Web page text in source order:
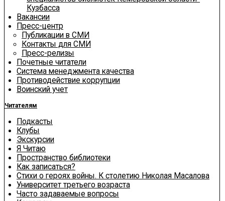
Кузбасса
Вакансии
Пресс-центр
Публикации в СМИ
Контакты для СМИ
Пресс-релизы
Почетные читатели
Система менеджмента качества
Противодействие коррупции
Воинский учет
Читателям
Подкасты
Клубы
Экскурсии
Я Читаю
Пространство библиотеки
Как записаться?
Стихи о героях войны. К столетию Николая Масалова
Университет третьего возраста
Часто задаваемые вопросы